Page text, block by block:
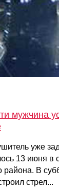
мужчина
уже
13 июня в
района. В
стрел...